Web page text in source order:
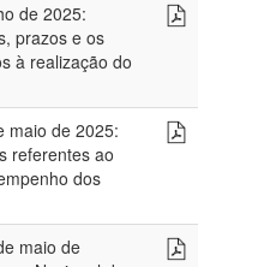
de 2025:
prazos e os
à realização do
maio de 2025:
referentes ao
dos
maio de